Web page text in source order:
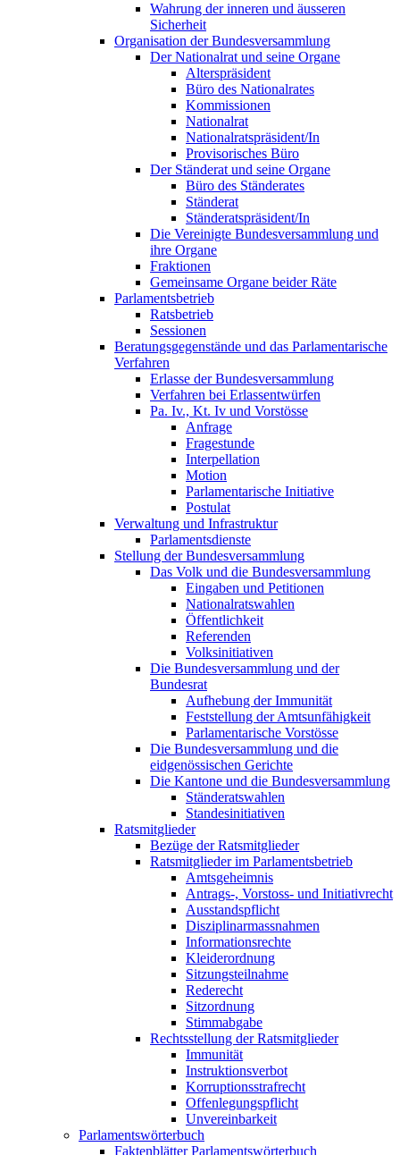
Wahrung der inneren und äusseren
Sicherheit
Organisation der Bundesversammlung
Der Nationalrat und seine Organe
Alterspräsident
Büro des Nationalrates
Kommissionen
Nationalrat
Nationalratspräsident/In
Provisorisches Büro
Der Ständerat und seine Organe
Büro des Ständerates
Ständerat
Ständeratspräsident/In
Die Vereinigte Bundesversammlung und
ihre Organe
Fraktionen
Gemeinsame Organe beider Räte
Parlamentsbetrieb
Ratsbetrieb
Sessionen
Beratungsgegenstände und das Parlamentarische
Verfahren
Erlasse der Bundesversammlung
Verfahren bei Erlassentwürfen
Pa. Iv., Kt. Iv und Vorstösse
Anfrage
Fragestunde
Interpellation
Motion
Parlamentarische Initiative
Postulat
Verwaltung und Infrastruktur
Parlamentsdienste
Stellung der Bundesversammlung
Das Volk und die Bundesversammlung
Eingaben und Petitionen
Nationalratswahlen
Öffentlichkeit
Referenden
Volksinitiativen
Die Bundesversammlung und der
Bundesrat
Aufhebung der Immunität
Feststellung der Amtsunfähigkeit
Parlamentarische Vorstösse
Die Bundesversammlung und die
eidgenössischen Gerichte
Die Kantone und die Bundesversammlung
Ständeratswahlen
Standesinitiativen
Ratsmitglieder
Bezüge der Ratsmitglieder
Ratsmitglieder im Parlamentsbetrieb
Amtsgeheimnis
Antrags-, Vorstoss- und Initiativrecht
Ausstandspflicht
Disziplinarmassnahmen
Informationsrechte
Kleiderordnung
Sitzungsteilnahme
Rederecht
Sitzordnung
Stimmabgabe
Rechtsstellung der Ratsmitglieder
Immunität
Instruktionsverbot
Korruptionsstrafrecht
Offenlegungspflicht
Unvereinbarkeit
Parlamentswörterbuch
Faktenblätter Parlamentswörterbuch